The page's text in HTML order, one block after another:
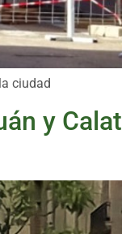
ciudad
y